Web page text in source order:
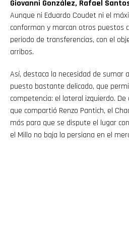
Giovanni González, Rafael
Aunque ni Eduardo Coudet ni el
conforman y marcan otros puestos
periodo de transferencias, con el
arribos.
Así, destaca la necesidad de sumar
puesto bastante delicado, que
competencia: el lateral izquierdo.
que compartió Renzo Pantich, el
más para que se dispute el lugar
el Millo no baja la persiana en el